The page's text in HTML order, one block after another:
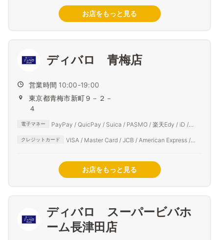
お店をもっと見る
ディバロ 青梅店
営業時間 10:00-19:00
東京都青梅市新町９－２－
４
電子マネー
PayPay / QuicPay / Suica / PASMO / 楽天Edy / iD /
クレジットカード
VISA / Master Card / JCB / American Express /
お店をもっと見る
ディバロ スーパービバホ
ーム長津田店